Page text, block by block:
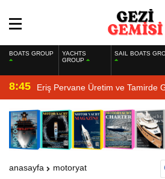
BOATS GROUP
YACHTS
GROUP
SAIL BOATS
8:45 Eriş Pervane Üretim ve Tamirde
anasayfa motoryat